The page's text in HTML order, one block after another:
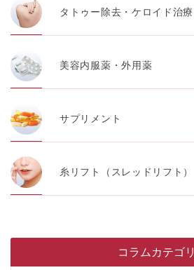
タトゥー除去・ケロイド治療
美容内服薬・外用薬
サプリメント
糸リフト（スレッドリフト）
コラムカテゴリ